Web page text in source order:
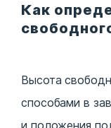
Как
Высота
способами в
и положения